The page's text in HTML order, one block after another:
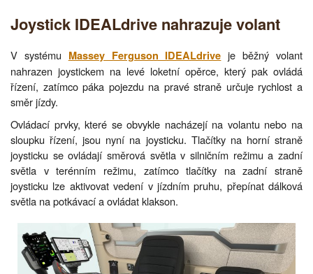
Joystick IDEALdrive nahrazuje volant
V systému Massey Ferguson IDEALdrive je běžný volant
nahrazen joystickem na levé loketní opěrce, který pak ovládá
řízení, zatímco páka pojezdu na pravé straně určuje rychlost a
směr jízdy.
Ovládací prvky, které se obvykle nacházejí na volantu nebo na
sloupku řízení, jsou nyní na joysticku. Tlačítky na horní straně
joysticku se ovládají směrová světla v silničním režimu a zadní
světla v terénním režimu, zatímco tlačítky na zadní straně
joysticku lze aktivovat vedení v jízdním pruhu, přepínat dálková
světla na potkávací a ovládat klakson.